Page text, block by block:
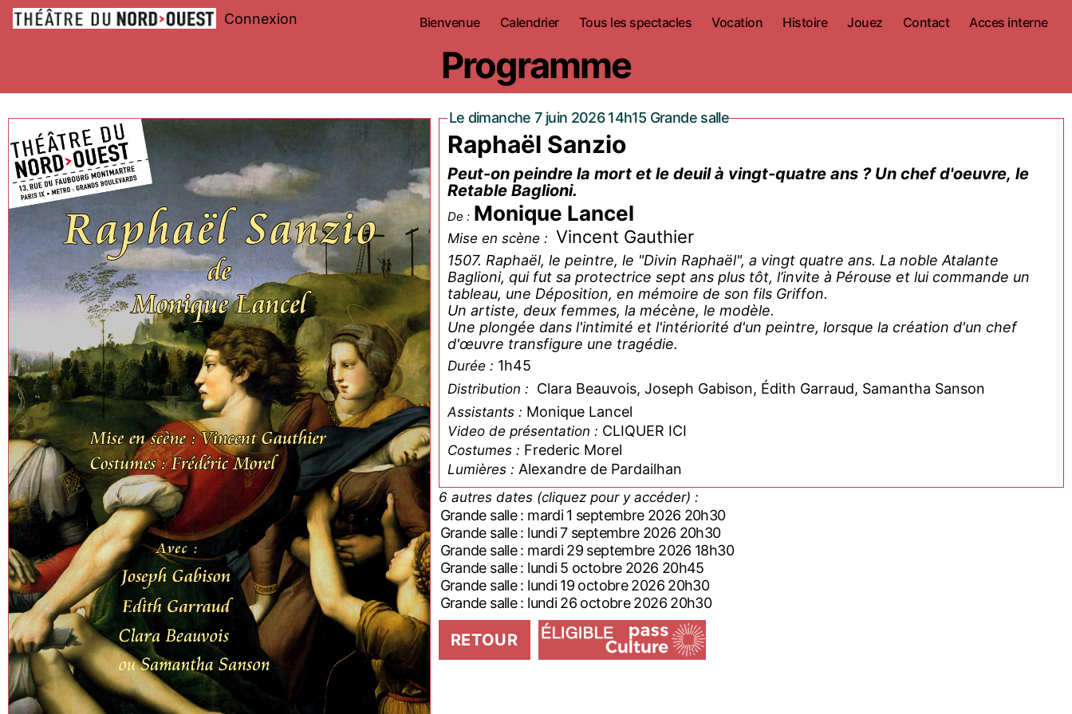
Connexion Bienvenue Calendrier Tous les spectacles Vocation Histoire Jouez Contact Acces interne
Programme
Le dimanche 7 juin 2026 14h15 Grande salle
Raphaël Sanzio
Peut-on peindre la mort et le deuil à vingt-quatre ans ? Un chef d'oeuvre, le
Retable Baglioni.
De : Monique Lancel
Mise en scène : Vincent Gauthier
1507. Raphaël, le peintre, le "Divin Raphaël", a vingt quatre ans. La noble Atalante
Baglioni, qui fut sa protectrice sept ans plus tôt, l’invite à Pérouse et lui commande un
tableau, une Déposition, en mémoire de son fils Griffon.
Un artiste, deux femmes, la mécène, le modèle.
Une plongée dans l'intimité et l'intériorité d'un peintre, lorsque la création d'un chef
d'œuvre transfigure une tragédie.
Durée : 1h45
Distribution : Clara Beauvois, Joseph Gabison, Édith Garraud, Samantha Sanson
Assistants : Monique Lancel
Video de présentation : CLIQUER ICI
Costumes : Frederic Morel
Lumières : Alexandre de Pardailhan
6 autres dates (cliquez pour y accéder) :
Grande salle : mardi 1 septembre 2026 20h30
Grande salle : lundi 7 septembre 2026 20h30
Grande salle : mardi 29 septembre 2026 18h30
Grande salle : lundi 5 octobre 2026 20h45
Grande salle : lundi 19 octobre 2026 20h30
Grande salle : lundi 26 octobre 2026 20h30